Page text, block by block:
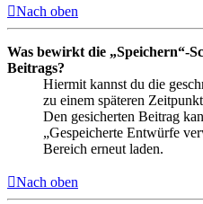
Nach oben
Was bewirkt die „Speichern“-
Beitrags?
Hiermit kannst du die
zu einem späteren
Den gesicherten Beitrag
„Gespeicherte Entwürfe
Bereich erneut laden.
Nach oben